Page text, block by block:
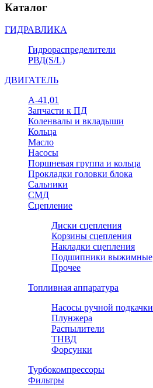
Каталог
ГИДРАВЛИКА
Гидрораспределители
РВД(S/L)
ДВИГАТЕЛЬ
А-41,01
Запчасти к ПД
Коленвалы и вкладыши
Кольца
Масло
Насосы
Поршневая группа и кольца
Прокладки головки блока
Сальники
СМД
Сцепление
Диски сцепления
Корзины сцепления
Накладки сцепления
Подшипники выжимные
Прочее
Топливная аппаратура
Насосы ручной подкачки
Плунжера
Распылители
ТНВД
Форсунки
Турбокомпрессоры
Фильтры